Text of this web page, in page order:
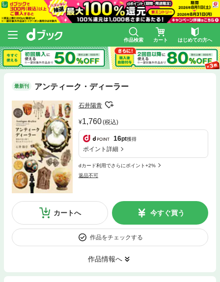
作品検索 カート はじめての方へ
最新刊 アンティーク・ディーラー
石井陽青
1,760(税込)
16pt獲得
ポイント詳細
dカード利用でさらにポイント+2%
返品不可
カートへ 今すぐ買う
作品をチェックする
作品情報へ